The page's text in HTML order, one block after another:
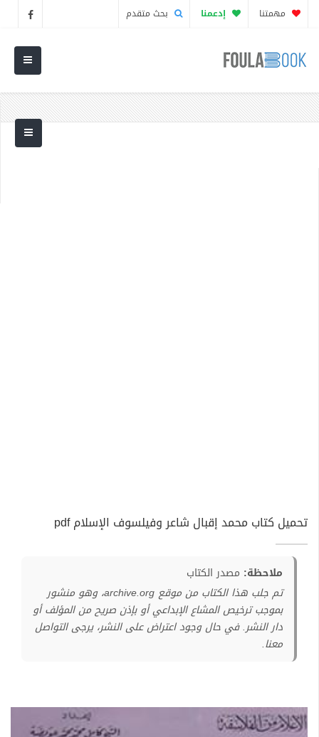
مهمتنا إدعمنا بحث متقدم
تحميل كتاب محمد إقبال شاعر وفيلسوف الإسلام pdf
ملاحظة: مصدر الكتاب
تم جلب هذا الكتاب من موقع archive.org، وهو منشور
بموجب ترخيص المشاع الإبداعي أو بإذن صريح من المؤلف أو
دار النشر. في حال وجود اعتراض على النشر، يرجى التواصل
معنا.